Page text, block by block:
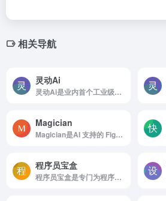
相关导航
灵动Ai
灵动Ai是业内首个工业级商品图AI生成工具
Magician
Magician是AI 支持的 Figma 神奇设计工具
程序员宝盒
程序员宝盒是专门为程序员量身定制的一站式导航站